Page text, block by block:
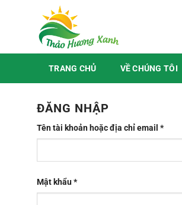
dung
TRANG CHỦ VỀ CHÚNG TÔI
ĐĂNG NHẬP
Tên tài khoản hoặc địa chỉ email *Bắt
buộc
Mật khẩu*Bắt
buộc